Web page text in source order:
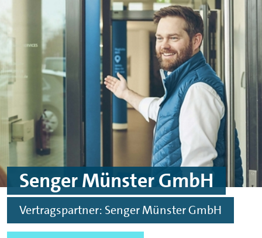
Skip to main content
Skip to footer
Senger Münster GmbH
Vertragspartner: Senger Münster GmbH